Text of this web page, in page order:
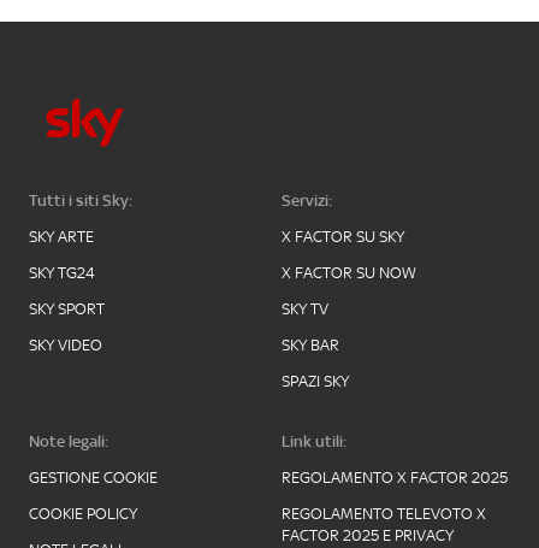
Tutti i siti Sky:
SKY ARTE
SKY TG24
SKY SPORT
SKY VIDEO
Servizi:
X FACTOR SU SKY
X FACTOR SU NOW
SKY TV
SKY BAR
SPAZI SKY
Note legali:
GESTIONE COOKIE
COOKIE POLICY
Link utili:
REGOLAMENTO X FACTOR 2025
REGOLAMENTO TELEVOTO X
FACTOR 2025 E PRIVACY